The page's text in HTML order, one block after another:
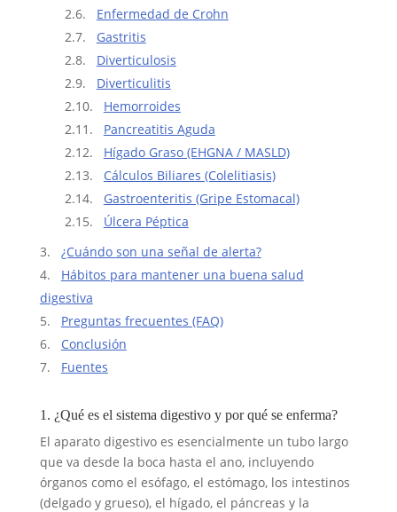
Enfermedad de Crohn
Gastritis
Diverticulosis
Diverticulitis
Hemorroides
Pancreatitis Aguda
Hígado Graso (EHGNA / MASLD)
Cálculos Biliares (Colelitiasis)
Gastroenteritis (Gripe Estomacal)
Úlcera Péptica
¿Cuándo son una señal de alerta?
Hábitos para mantener una buena salud
digestiva
Preguntas frecuentes (FAQ)
Conclusión
Fuentes
1. ¿Qué es el sistema digestivo y por qué se enferma?
El aparato digestivo es esencialmente un tubo largo
que va desde la boca hasta el ano, incluyendo
órganos como el esófago, el estómago, los intestinos
(delgado y grueso), el hígado, el páncreas y la